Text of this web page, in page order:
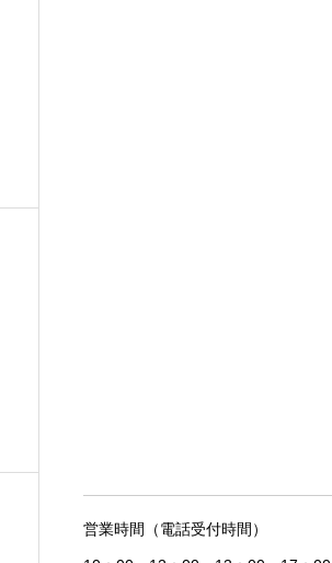
営業時間（電話受付時間）